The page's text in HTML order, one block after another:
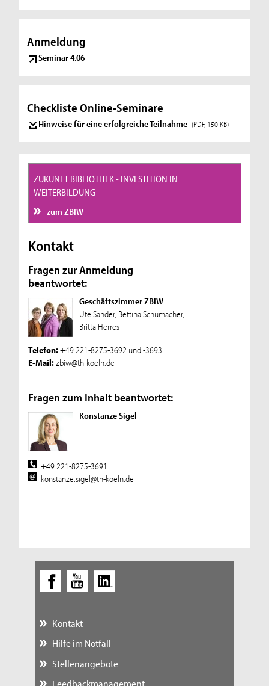
Anmeldung
Seminar 4.06
Checkliste Online-Seminare
Hinweise für eine erfolgreiche Teilnahme (PDF, 150 KB)
ZUKUNFT BIBLIOTHEK - INVESTITION IN
WEITERBILDUNG
zum ZBIW
Kontakt
Fragen zur Anmeldung
beantwortet:
Geschäftszimmer ZBIW
Ute Sander, Bettina Schumacher,
Britta Herres
Telefon:+49 221-8275-3692 und -3693
E-Mail:zbiw@th-koeln.de
Fragen zum Inhalt beantwortet:
Konstanze Sigel
+49 221-8275-3691
konstanze.sigel@th-koeln.de
Kontakt
Hilfe im Notfall
Stellenangebote
Feedbackmanagement